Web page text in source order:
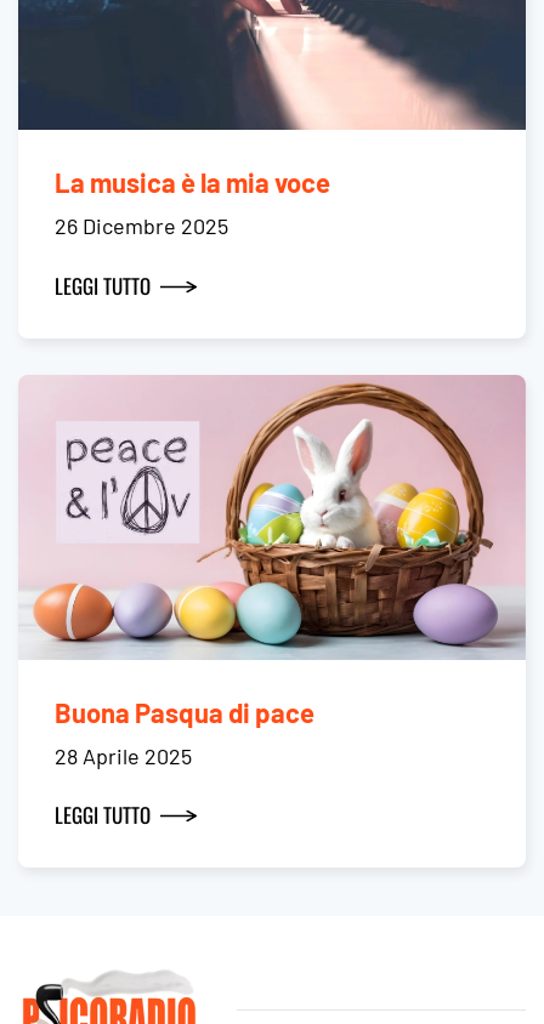
La musica è la mia voce
26 Dicembre 2025
LEGGI TUTTO
Buona Pasqua di pace
28 Aprile 2025
LEGGI TUTTO